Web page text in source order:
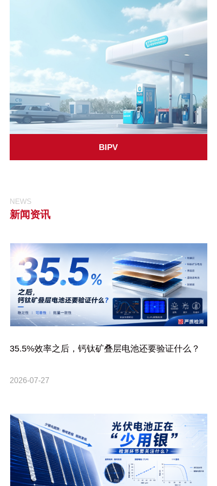
BIPV
NEWS
新闻资讯
35.5%效率之后，钙钛矿叠层电池还要验证什么？
2026-07-27